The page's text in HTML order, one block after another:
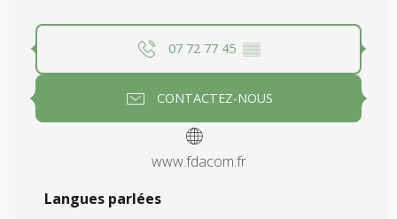
07 72 77 45 ▒▒
CONTACTEZ-NOUS
www.fdacom.fr
Langues parlées
Langues parlées